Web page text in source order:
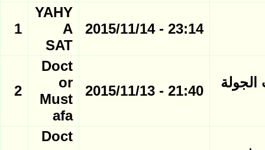
23:14 - 2015/11/14
YAHY
A
SAT
1
الجولة
21:40 - 2015/11/13
Doct
or
Must
afa
2
Doct